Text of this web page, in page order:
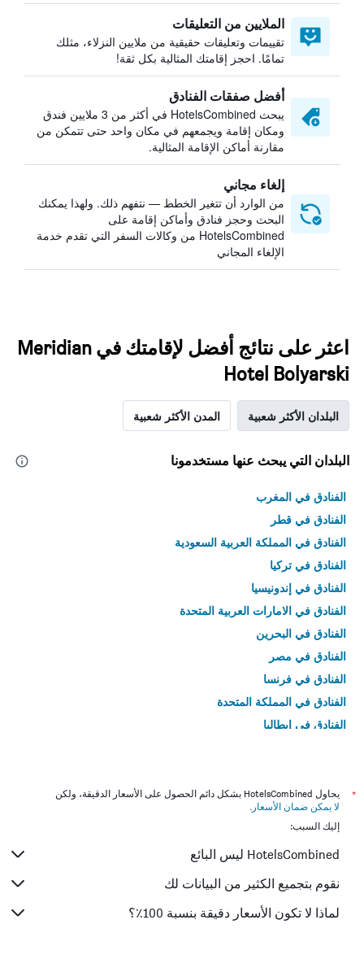
الملايين من التعليقات
تقييمات وتعليقات حقيقية من ملايين النزلاء، مثلك
تمامًا. احجز إقامتك المثالية بكل ثقة!
أفضل صفقات الفنادق
يبحث HotelsCombined في أكثر من 3 ملايين فندق
ومكان إقامة ويجمعهم في مكان واحد حتى تتمكن من
مقارنة أماكن الإقامة المثالية.
إلغاء مجاني
من الوارد أن تتغير الخطط — نتفهم ذلك. ولهذا يمكنك
البحث وحجز فنادق وأماكن إقامة على
HotelsCombined من وكالات السفر التي تقدم خدمة
الإلغاء المجاني
اعثر على نتائج أفضل لإقامتك في Meridian
Hotel Bolyarski
البلدان الأكثر شعبية المدن الأكثر شعبية
البلدان التي يبحث عنها مستخدمونا
الفنادق في المغرب
الفنادق في قطر
الفنادق في المملكة العربية السعودية
الفنادق في تركيا
الفنادق في إندونيسيا
الفنادق في الامارات العربية المتحدة
الفنادق في البحرين
الفنادق في مصر
الفنادق في فرنسا
الفنادق في المملكة المتحدة
الفنادق في إيطاليا
*
يحاول HotelsCombined بشكل دائم الحصول على الأسعار الدقيقة، ولكن
لا يمكن ضمان الأسعار .
إليك السبب:
HotelsCombined ليس البائع
نقوم بتجميع الكثير من البيانات لك
لماذا لا تكون الأسعار دقيقة بنسبة 100٪؟